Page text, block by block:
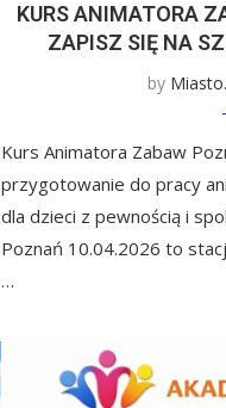
KURS ANIMATORA
ZAPISZ SIĘ NA
by
Kurs Animatora Zabaw
przygotowanie do pracy
dla dzieci z pewnością i
Poznań 10.04.2026 to
…